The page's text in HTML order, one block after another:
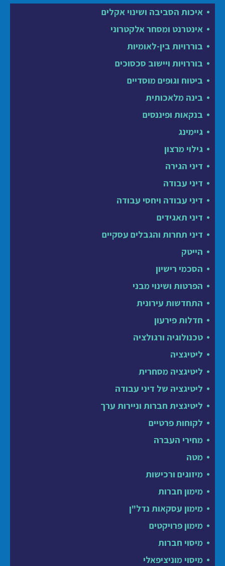
איכות הסביבה ושינוי אקלים
אינטרנט ומסחר אלקטרוני
בוררויות בין-לאומיות
בוררויות ויישוב סכסוכים
ביטוח וגופים מוסדיים
בינה מלאכותית
בנקאות ופיננסים
גיימינג
גילוי מרצון
דיני הגירה
דיני עבודה
דיני עבודה ויחסי עבודה
דיני תאגידים
דיני תחרות והגבלים עסקיים
הייטק
הסכמי רישיון
הפרטות ושינוי מבני
התחדשות עירונית
חדלות פירעון
טכנולוגיה ורגולציה
ליטיגציה
ליטיגציה מסחרית
ליטיגציה של דיני עבודה
ליטיגצית חברות וניירות ערך
לקוחות פרטיים
מחירי העברה
מטה
מיזוגים ורכישות
מימון חברות
מימון עסקאות נדל"ן
מימון פרויקטים
מיסוי חברות
מיסוי מוניציפאלי